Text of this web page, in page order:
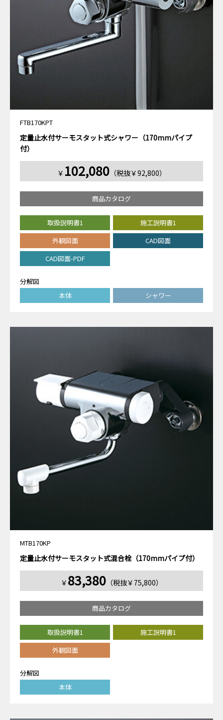
FTB170KPT
定量止水付サーモスタット式シャワー（170mmパイプ
付）
￥ 102,080（税抜￥92,800）
商品カタログ
取扱説明書1
施工説明書1
外観図面
CAD図面
CAD図面-PDF
分解図
本体
シャワー
MTB170KP
定量止水付サーモスタット式混合栓（170mmパイプ付）
￥ 83,380（税抜￥75,800）
商品カタログ
取扱説明書1
施工説明書1
外観図面
分解図
本体